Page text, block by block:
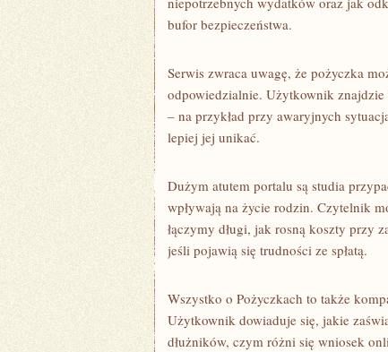
bufor bezpieczeństwa.
Serwis zwraca uwagę, że pożyczka
odpowiedzialnie. Użytkownik
– na przykład przy awaryjnych
lepiej jej unikać.
Dużym atutem portalu są studia
wpływają na życie rodzin. Czytelnik
łączymy długi, jak rosną koszty przy
jeśli pojawią się trudności ze spłatą.
Wszystko o Pożyczkach to także
Użytkownik dowiaduje się, jakie
dłużników, czym różni się wniosek